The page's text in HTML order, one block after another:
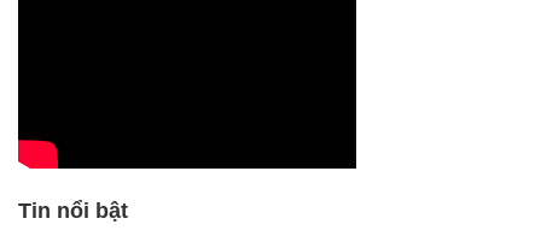
Tin nổi bật